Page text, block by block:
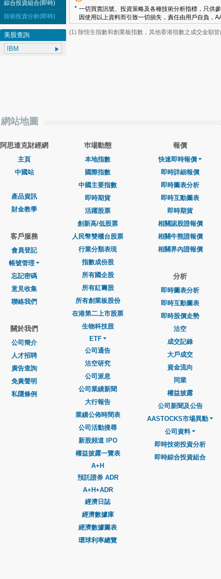
* 一切買賣訊號、投資策略及各種技術分析指標，只供
因使用以上資料而引致一切損失，責任由用戶自負，
(1) 除恆生指數和創業板指數，其他香港指數之成交金額
綜合投資組合(即時)
技術投資分析(即時)
美股查詢
網站地圖
阿思達克財經網
主頁
中國站
產品資訊
財金教學
客戶服務
會員登記
帳號管理
忘記密碼
意見收集
聯絡我們
關於我們
公司簡介
人才招聘
廣告查詢
免責聲明
私隱條例
巿場動態
本地指數
國際指數
中國主要指數
即時期貨
活躍股票
創新高/低股票
人民幣雙櫃台股票
行業分類表現
指數成份股
所有國企股
所有紅籌股
所有創業板股份
在港第二上市股票
生物科技股
ETF
公司通告
沽空研究
公司派息
公司業績新聞
大行報告
業績公佈時間表
公司活動搜尋
新股頻道 IPO
權益披露一覽表
A+H
預託證券 ADR
A+H+ADR
經濟日誌
經濟數據庫
經濟數據圖表
環球利率總覽
報價
快速即時報價
即時詳細報價
即時圖表分析
即時互動圖表
即時期貨
相關認股證報價
相關牛熊證報價
相關界內證報價
分析
即時圖表分析
即時互動圖表
即時股價走勢
沽空
成交記錄
大戶成交
資金流向
同業
權益披露
公司新聞及公告
AASTOCKS市場異動
公司資料
即時技術投資分析
即時綜合投資組合